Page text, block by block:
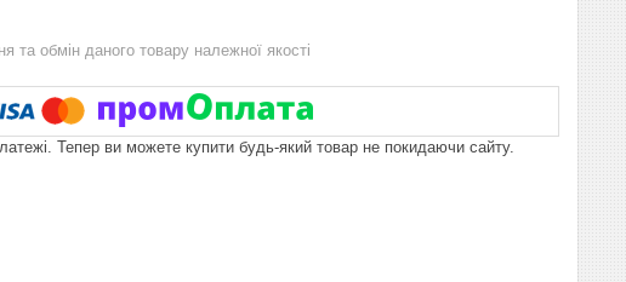
та обмін даного товару належної якості
Тепер ви можете купити будь-який товар не покидаючи сайту.